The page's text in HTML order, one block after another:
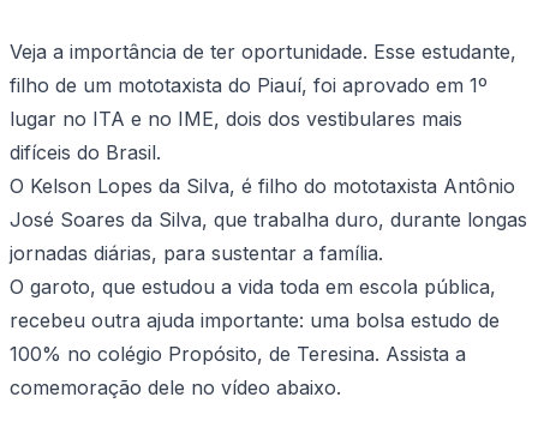
Veja a importância de ter oportunidade. Esse estudante,
filho de um mototaxista do Piauí, foi aprovado em 1º
lugar no ITA e no IME, dois dos vestibulares mais
difíceis do Brasil.
O Kelson Lopes da Silva, é filho do mototaxista Antônio
José Soares da Silva, que trabalha duro, durante longas
jornadas diárias, para sustentar a família.
O garoto, que estudou a vida toda em escola pública,
recebeu outra ajuda importante: uma bolsa estudo de
100% no colégio Propósito, de Teresina. Assista a
comemoração dele no vídeo abaixo.